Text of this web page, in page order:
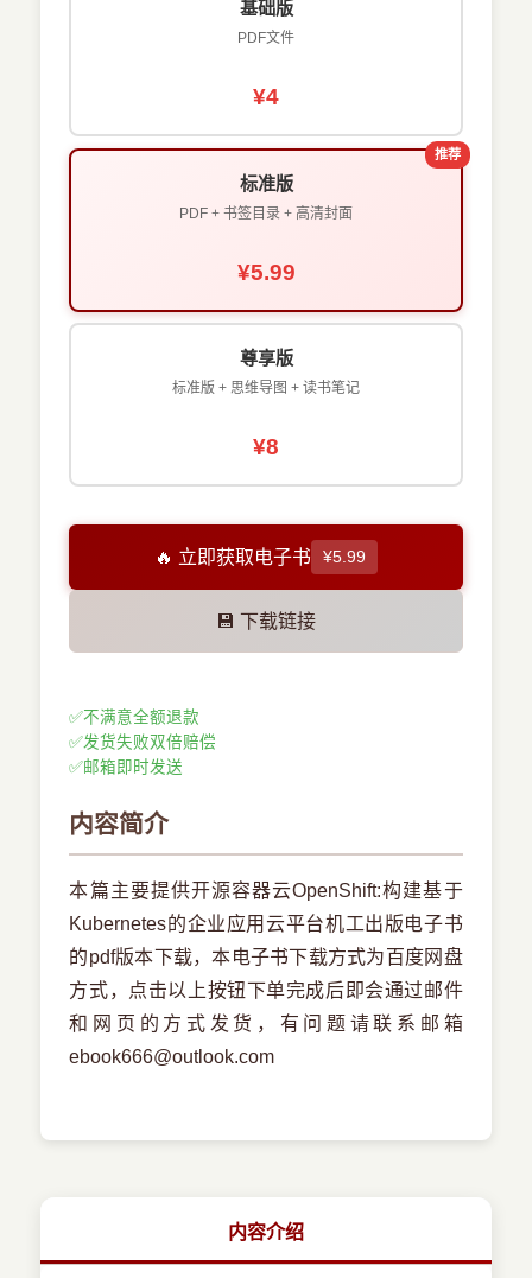
基础版
PDF文件
¥4
推荐
标准版
PDF + 书签目录 + 高清封面
¥5.99
尊享版
标准版 + 思维导图 + 读书笔记
¥8
🔥 立即获取电子书 ¥5.99
💾 下载链接
✅不满意全额退款
✅发货失败双倍赔偿
✅邮箱即时发送
内容简介
本篇主要提供开源容器云OpenShift:构建基于
Kubernetes的企业应用云平台机工出版电子书
的pdf版本下载，本电子书下载方式为百度网盘
方式，点击以上按钮下单完成后即会通过邮件
和网页的方式发货，有问题请联系邮箱
ebook666@outlook.com
内容介绍